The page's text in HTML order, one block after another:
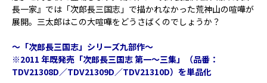
長一家』では「次郎長三国志」で描かれなかった荒神山の喧嘩が
展開。三太郎はこの大喧嘩をどうさばくのでしょうか？
～「次郎長三国志」シリーズ九部作～
※2011 年既発売「次郎長三国志 第一～三集」（品番：
TDV21308D／TDV21309D／TDV21310D）を単品化